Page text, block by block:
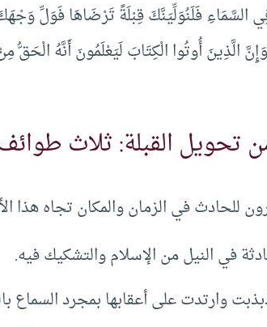
فَلَنُوَلِّيَنَّكَ قِبْلَةً تَرْضَاهَا فَوَلِّ
الَّذِينَ أُوتُوا الْكِتَابَ لَيَعْلَمُونَ أَنَّهُ الْحَق
تحويل القبلة: ثلاث
للحادث في الزمان والمكان تجاه هذا
في النيل من الإسلام والتشكيك فيه.
وارتدت على أعقابها بمجرد السماع